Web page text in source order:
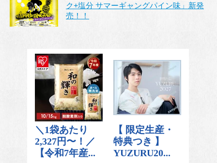
ク+塩分 サマーギャングパイン味」新発
売！！